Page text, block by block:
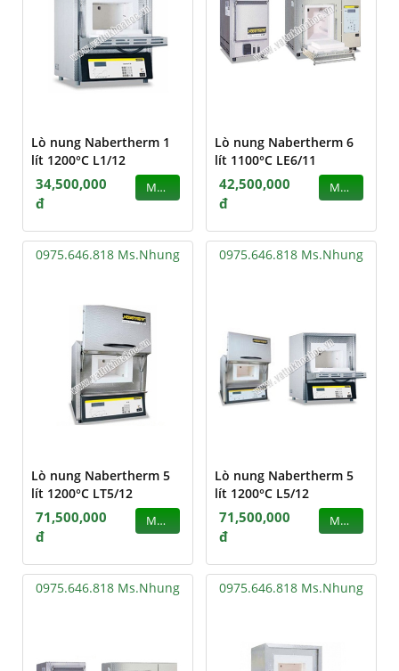
Lò nung Nabertherm 1
lít 1200°C L1/12
34,500,000
đ
MUA
Lò nung Nabertherm 6
lít 1100°C LE6/11
42,500,000
đ
MUA
0975.646.818 Ms.Nhung
Lò nung Nabertherm 5
lít 1200°C LT5/12
71,500,000
đ
MUA
0975.646.818 Ms.Nhung
Lò nung Nabertherm 5
lít 1200°C L5/12
71,500,000
đ
MUA
0975.646.818 Ms.Nhung 0975.646.818 Ms.Nhung